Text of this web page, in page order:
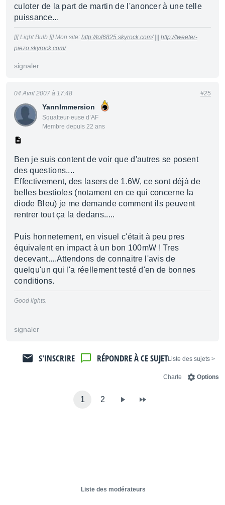
culoter de la part de martin de l'anoncer à une telle
puissance...
[[[ Light Bulb ]]] Mon site: http://tof6825.skyrock.com/||| http://tweeter-
piezo.skyrock.com/
signaler
YannImmersion
Squatteur·euse d’AF
Membre depuis 22 ans
04 Avril 2007 à 17:48 #25
Ben je suis content de voir que d'autres se posent
des questions....
Effectivement, des lasers de 1.6W, ce sont déjà de
belles bestioles (notament en ce qui concerne la
diode Bleu) je me demande comment ils peuvent
rentrer tout ça la dedans.....
Puis honnetement, en visuel c'était à peu pres
équivalent en impact à un bon 100mW ! Tres
decevant....Attendons de connaitre l'avis de
quelqu'un qui l'a réellement testé d'en de bonnes
conditions.
Good lights.
signaler
< Liste des sujets
RÉPONDRE À CE SUJET
S'INSCRIRE
Options
Charte
1 2
Liste des modérateurs